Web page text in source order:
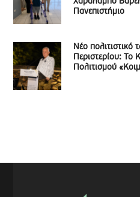
Πανεπιστήμιο
Νέο πολιτιστικό
Περιστερίου: Το
Πολιτισμού